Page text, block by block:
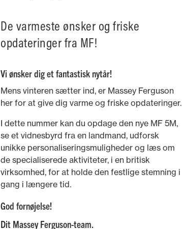
De varmeste ønsker og friske
opdateringer fra MF!
Vi ønsker dig et fantastisk nytår!
Mens vinteren sætter ind, er Massey Ferguson
her for at give dig varme og friske opdateringer.
I dette nummer kan du opdage den nye MF 5M,
se et vidnesbyrd fra en landmand, udforsk
unikke personaliseringsmuligheder og læs om
de specialiserede aktiviteter, i en britisk
virksomhed, for at holde den festlige stemning i
gang i længere tid.
God fornøjelse!
Dit Massey Ferguson-team.